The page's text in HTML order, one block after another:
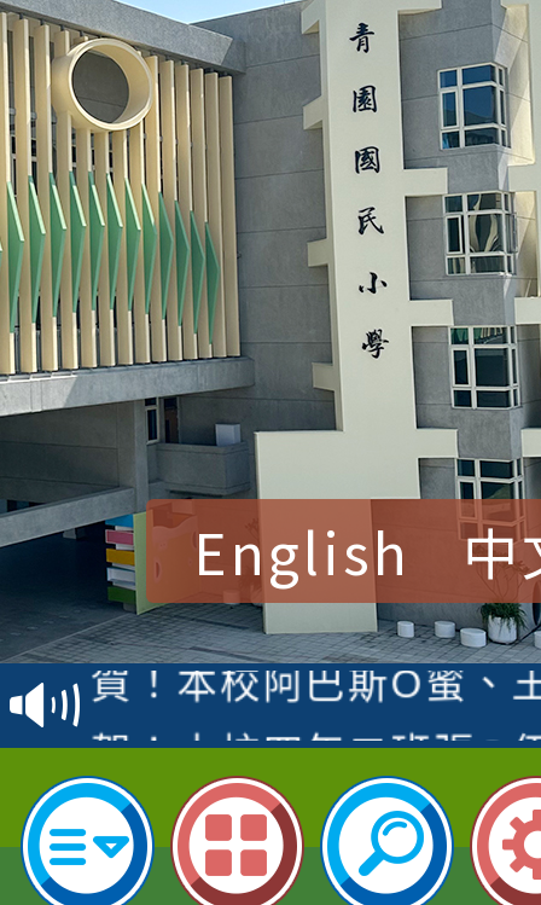
English 中
賀！本校參加桃園市中
賽 洪綺君教師榮獲社
賀！本校阿巴斯O蜜、
倩參加桃園市科展 國
名 指導老師王老師、
賀！本校四年二班張O
園市英語競賽國小朗讀
指導老師林老師
賀！本校參加桃園市中
賽 劉文瑛教師榮獲教
賀！本校參與2026世